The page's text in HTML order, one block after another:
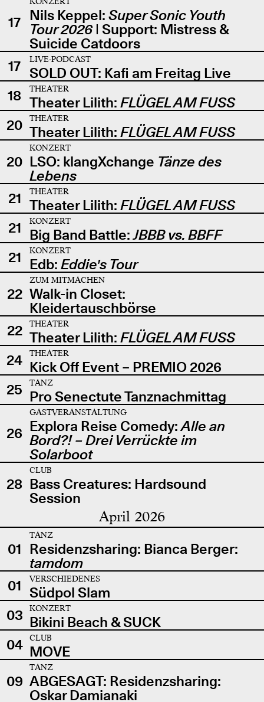
17 Nils Keppel: Super Sonic Youth
Tour 2026| Support: Mistress &
Suicide Catdoors
17
LIVE-PODCAST
SOLD OUT: Kafi am Freitag Live
18
THEATER
Theater Lilith: FLÜGEL AM FUSS
20
THEATER
Theater Lilith: FLÜGEL AM FUSS
20
KONZERT
LSO: klangXchange Tänze des
Lebens
21
THEATER
Theater Lilith: FLÜGEL AM FUSS
21
KONZERT
Big Band Battle:JBBB vs. BBFF
21
KONZERT
Edb: Eddie's Tour
22
ZUM MITMACHEN
Walk-in Closet:
Kleidertauschbörse
22
THEATER
Theater Lilith: FLÜGEL AM FUSS
24
THEATER
Kick Off Event – PREMIO 2026
25
TANZ
Pro Senectute Tanznachmittag
26
GASTVERANSTALTUNG
Explora Reise Comedy:Alle an
Bord?! – Drei Verrückte im
Solarboot
28
CLUB
Bass Creatures: Hardsound
Session
April 2026
01
TANZ
Residenzsharing: Bianca Berger:
tamdom
01
VERSCHIEDENES
Südpol Slam
03
KONZERT
Bikini Beach & SUCK
04
CLUB
MOVE
09
TANZ
ABGESAGT: Residenzsharing:
Oskar Damianaki